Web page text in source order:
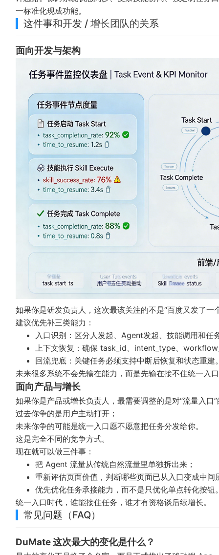
一标准化现成功能。
这件事和开发 / 增长团队的关系
面向开发与架构
如果你是研发负责人，这次最该关注的不是“百度又发了
建议优先补三类能力：
入口识别：区分人发起、Agent发起、技能调用和任
上下文恢复：确保 task_id、intent_type、
回流兜底：关键任务必须支持中断后恢复和状态重建
未来很多系统不会先输在能力，而是先输在接不住统一入
面向产品与增长
如果你是产品或增长负责人，最需要调整的是对“流量入口
过去你争的是用户主动打开；
未来你争的可能是统一入口愿不愿意把任务分发给你。
这是完全不同的竞争方式。
现在就可以做三件事：
把 Agent 流量从传统自然流量里单独拆出来；
重新评估页面价值，判断哪些页面已从入口变成中间
优先优化任务承接能力，而不是只优化单点转化按钮
统一入口时代，谁能接住任务，谁才有资格谈后续增长。
常见问题（FAQ）
DuMate 这次最大的变化是什么？